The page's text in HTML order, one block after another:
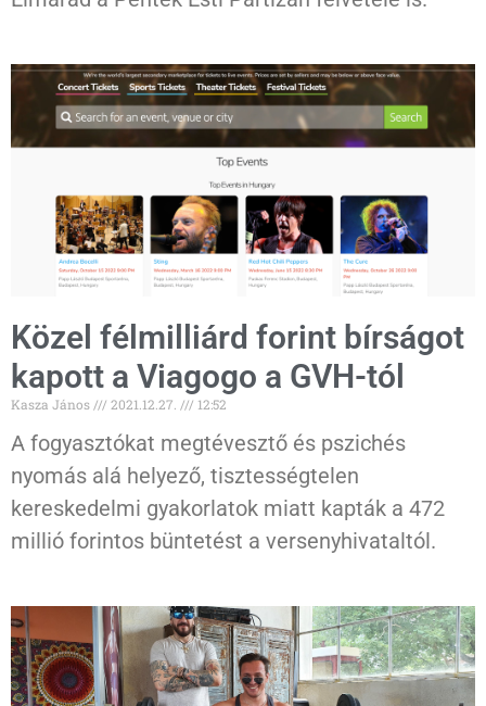
Közel félmilliárd forint bírságot
kapott a Viagogo a GVH-tól
Kasza János 2021.12.27. 12:52
A fogyasztókat megtévesztő és pszichés
nyomás alá helyező, tisztességtelen
kereskedelmi gyakorlatok miatt kapták a 472
millió forintos büntetést a versenyhivataltól.